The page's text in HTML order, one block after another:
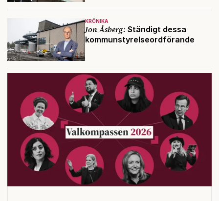
KRÖNIKA
Jon Åsberg: Ständigt dessa
kommunstyrelseordförande